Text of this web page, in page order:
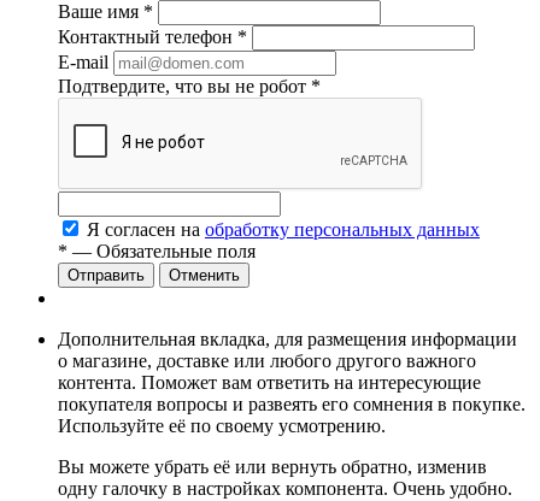
Ваше имя *
Контактный телефон *
E-mail
Подтвердите, что вы не робот *
Я согласен на обработку персональных данных
* — Обязательные поля
Отменить
Дополнительная вкладка, для размещения информации
о магазине, доставке или любого другого важного
контента. Поможет вам ответить на интересующие
покупателя вопросы и развеять его сомнения в покупке.
Используйте её по своему усмотрению.
Вы можете убрать её или вернуть обратно, изменив
одну галочку в настройках компонента. Очень удобно.